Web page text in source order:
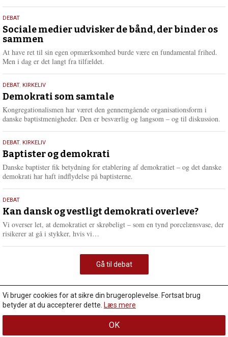
18.
maj
2026
DEBAT
Sociale medier udvisker de bånd, der binder os
sammen
At have ret til sin egen opmærksomhed burde være en fundamental frihed.
Men i dag er det langt fra tilfældet.
18.
maj
2026
DEBAT, KIRKELIV
Demokrati som samtale
Kongregationalismen har været den gennemgående organisationsform i
danske baptistmenigheder. Den er besværlig og langsom – og til diskussion.
18.
maj
2026
DEBAT, KIRKELIV
Baptister og demokrati
Danske baptister fik betydning for etablering af demokratiet – og det danske
demokrati har haft indflydelse på baptisterne.
18.
maj
2026
DEBAT
Kan dansk og vestligt demokrati overleve?
Vi overser let, at demokratiet er skrøbeligt – som en tynd porcelænsvase, der
risikerer at gå i stykker, hvis vi…
m
e
e
Gå til debat
Vi bruger cookies for at sikre din brugeroplevelse. Fortsat brug
betyder at du accepterer dette. Læs mere
OK